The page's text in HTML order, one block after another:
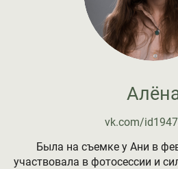
vk.com/
Была на съемке у Ани в
участвовала в фотосессии и